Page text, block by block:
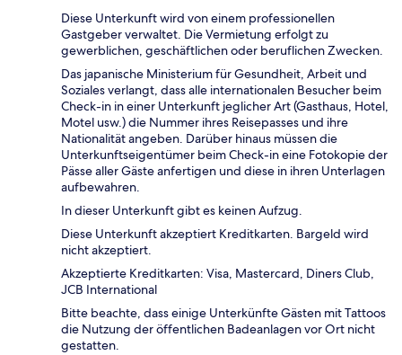
Diese Unterkunft wird von einem professionellen
Gastgeber verwaltet. Die Vermietung erfolgt zu
gewerblichen, geschäftlichen oder beruflichen Zwecken.
Das japanische Ministerium für Gesundheit, Arbeit und
Soziales verlangt, dass alle internationalen Besucher beim
Check-in in einer Unterkunft jeglicher Art (Gasthaus, Hotel,
Motel usw.) die Nummer ihres Reisepasses und ihre
Nationalität angeben. Darüber hinaus müssen die
Unterkunftseigentümer beim Check-in eine Fotokopie der
Pässe aller Gäste anfertigen und diese in ihren Unterlagen
aufbewahren.
In dieser Unterkunft gibt es keinen Aufzug.
Diese Unterkunft akzeptiert Kreditkarten. Bargeld wird
nicht akzeptiert.
Akzeptierte Kreditkarten: Visa, Mastercard, Diners Club,
JCB International
Bitte beachte, dass einige Unterkünfte Gästen mit Tattoos
die Nutzung der öffentlichen Badeanlagen vor Ort nicht
gestatten.